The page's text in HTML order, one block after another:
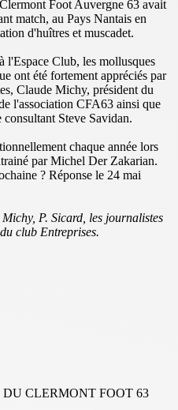
Foot Auvergne 63 avait
match, au Pays Nantais en
d'huîtres et muscadet.
l'Espace Club, les mollusques
ont été fortement appréciés par
Claude Michy, président du
l'association CFA63 ainsi que
Steve Savidan.
chaque année lors
par Michel Der Zakarian.
? Réponse le 24 mai
P. Sicard, les journalistes
club Entreprises.
CLERMONT FOOT 63